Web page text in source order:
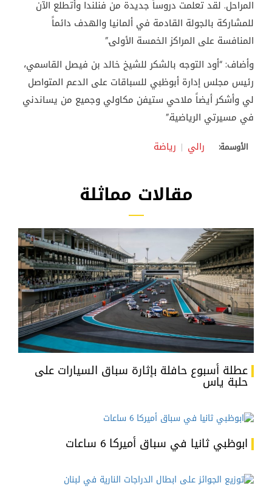
المراحل. لقد تعلمت دروساً جديدة من فنلندا وأتطلع الآن
للمشاركة بالجولة القادمة في ألمانيا والهدف دائماً
المنافسة على المراكز الخمسة الأولى.”
وأضاف: “أود التوجه بالشكر للشيخ خالد بن فيصل القاسمي،
رئيس مجلس إدارة أبوظبي للسباقات على الدعم المتواصل
لي وأشكر أيضاً ملاحي ستيفن مكاولي وجميع من يساندني
في مسيرتي الرياضية.”
الأوسمة: رالي رياضة
مقالات مماثلة
عطلة أسبوع حافلة بإثارة سباق السيارات على
حلبة ياس
ابوظبي ثانيا في سباق أميركا 6 ساعات